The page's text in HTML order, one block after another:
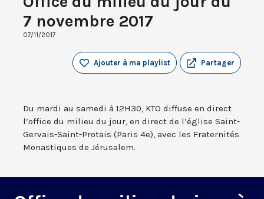
7 novembre 2017
07/11/2017
Partager
Ajouter à ma playlist
Du mardi au samedi à 12H30, KTO diffuse en direct
l’office du milieu du jour, en direct de l’église Saint-
Gervais-Saint-Protais (Paris 4e), avec les Fraternités
Monastiques de Jérusalem.